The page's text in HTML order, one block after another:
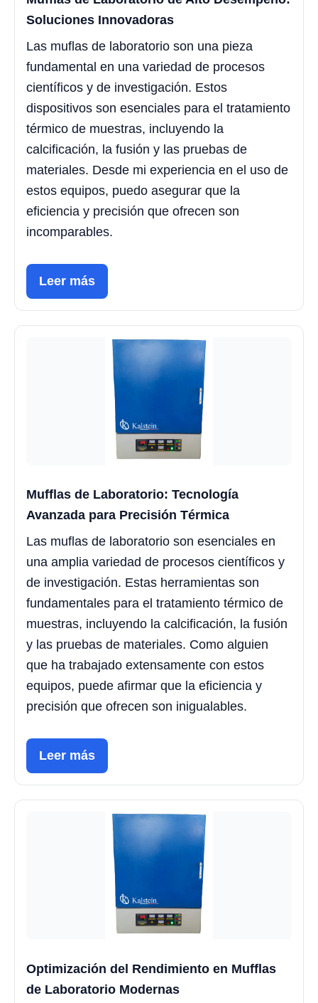
Soluciones Innovadoras
Las muflas de laboratorio son una pieza
fundamental en una variedad de procesos
científicos y de investigación. Estos
dispositivos son esenciales para el tratamiento
térmico de muestras, incluyendo la
calcificación, la fusión y las pruebas de
materiales. Desde mi experiencia en el uso de
estos equipos, puedo asegurar que la
eficiencia y precisión que ofrecen son
incomparables.
Leer más
Mufflas de Laboratorio: Tecnología
Avanzada para Precisión Térmica
Las muflas de laboratorio son esenciales en
una amplia variedad de procesos científicos y
de investigación. Estas herramientas son
fundamentales para el tratamiento térmico de
muestras, incluyendo la calcificación, la fusión
y las pruebas de materiales. Como alguien
que ha trabajado extensamente con estos
equipos, puede afirmar que la eficiencia y
precisión que ofrecen son inigualables.
Leer más
Optimización del Rendimiento en Mufflas
de Laboratorio Modernas